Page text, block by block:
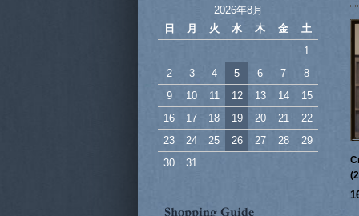
2026年8月
日
月 火 水 木 金
土
1
2
3 4 5 6 7
8
9
10 11 12 13 14
15
16
17 18 19 20 21
22
23
24 25 26 27 28
29
30
31